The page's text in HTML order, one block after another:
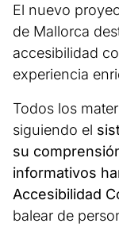
El nuevo
de Mallorca
accesibilidad
experiencia
Todos los
siguiendo el
su
informativos
Accesibilidad
balear de